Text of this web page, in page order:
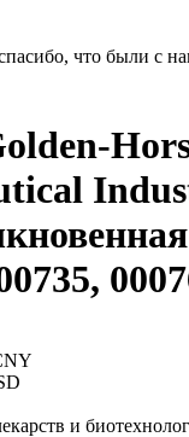
что были с
и